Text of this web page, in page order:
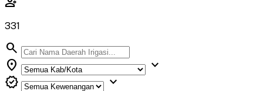
331
search
location_on
expand_more
verified
expand_more